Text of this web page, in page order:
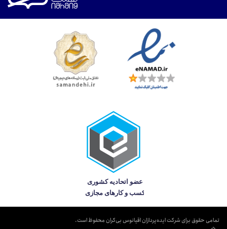
تمامی حقوق برای شرکت ایده‌پردازان اقیانوس بی‌کران محفوظ است.